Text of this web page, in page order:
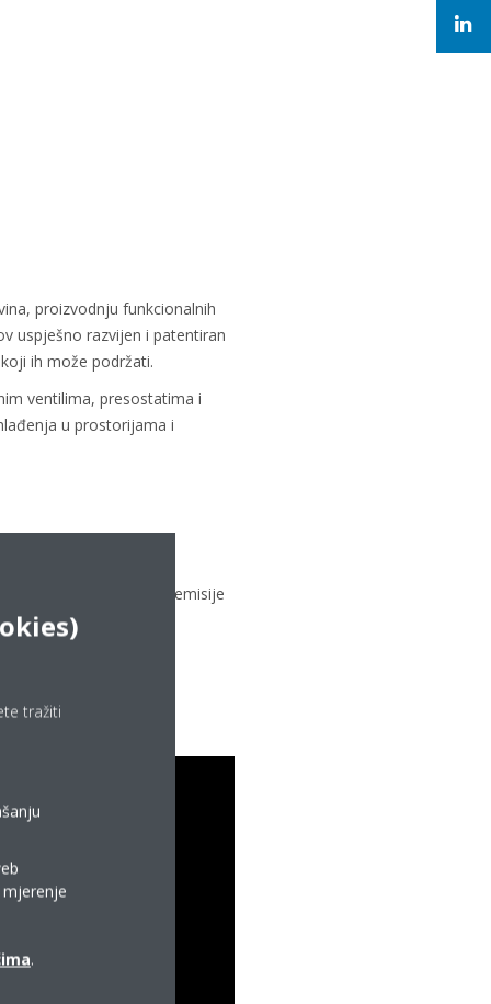
proizvodnju funkcionalnih
uspješno razvijen i patentiran
ih može podržati.
ventilima, presostatima i
u prostorijama i
izravne i neizravne emisije
tražiti
mjerenje
.